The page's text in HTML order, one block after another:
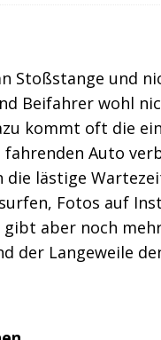
Stoßstange und
Beifahrer wohl
kommt oft die
Auto
lästige
Fotos auf
gibt aber noch
der Langeweile